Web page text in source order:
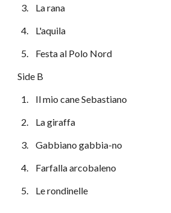
  3.    La rana
  4.    L'aquila
  5.    Festa al Polo Nord
Side B
  1.    Il mio cane Sebastiano
  2.    La giraffa
  3.    Gabbiano gabbia-no
  4.    Farfalla arcobaleno
  5.    Le rondinelle